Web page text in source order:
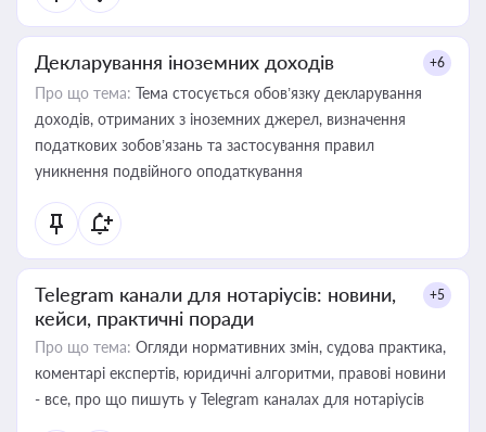
Декларування іноземних доходів +6
Про що тема: Тема стосується обов’язку декларування
доходів, отриманих з іноземних джерел, визначення
податкових зобов’язань та застосування правил
уникнення подвійного оподаткування
Telegram канали для нотаріусів: новини,
кейси, практичні поради
+5
Про що тема: Огляди нормативних змін, судова практика,
коментарі експертів, юридичні алгоритми, правові новини
- все, про що пишуть у Telegram каналах для нотаріусів